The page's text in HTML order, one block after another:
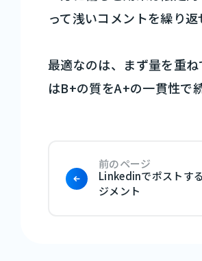
って浅いコメントを繰り返
最適なのは、まず量を重
はB+の質をA+の一貫性で
前のページ
Linkedinでポストす
ジメント